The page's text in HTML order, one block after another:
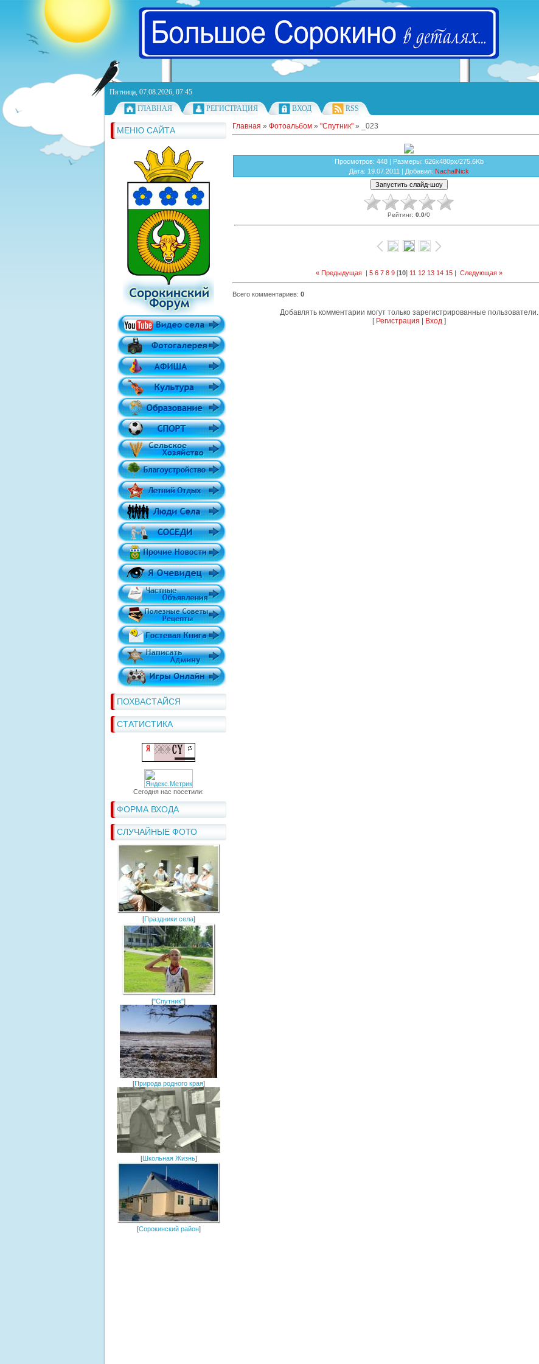
Пятница, 07.08.2026, 07:45
ГЛАВНАЯ
РЕГИСТРАЦИЯ ВХОД RSS
МЕНЮ САЙТА
ПОХВАСТАЙСЯ
СТАТИСТИКА
Сегодня нас посетили:
ФОРМА ВХОДА
СЛУЧАЙНЫЕ ФОТО
[Праздники села]
["Спутник"]
[Природа родного края]
[Школьная Жизнь]
[Сорокинский район]
Главная » Фотоальбом » "Спутник" » _023
Просмотров: 448 | Размеры: 626x480px/275.6Kb
Дата: 19.07.2011 | Добавил: NachalNick
Рейтинг: 0.0/0
« Предыдущая| 5 6 7 8 9[10] 11 12 13 14 15| Следующая »
Всего комментариев: 0
Добавлять комментарии могут только зарегистрированные пользователи.
[ Регистрация Вход]